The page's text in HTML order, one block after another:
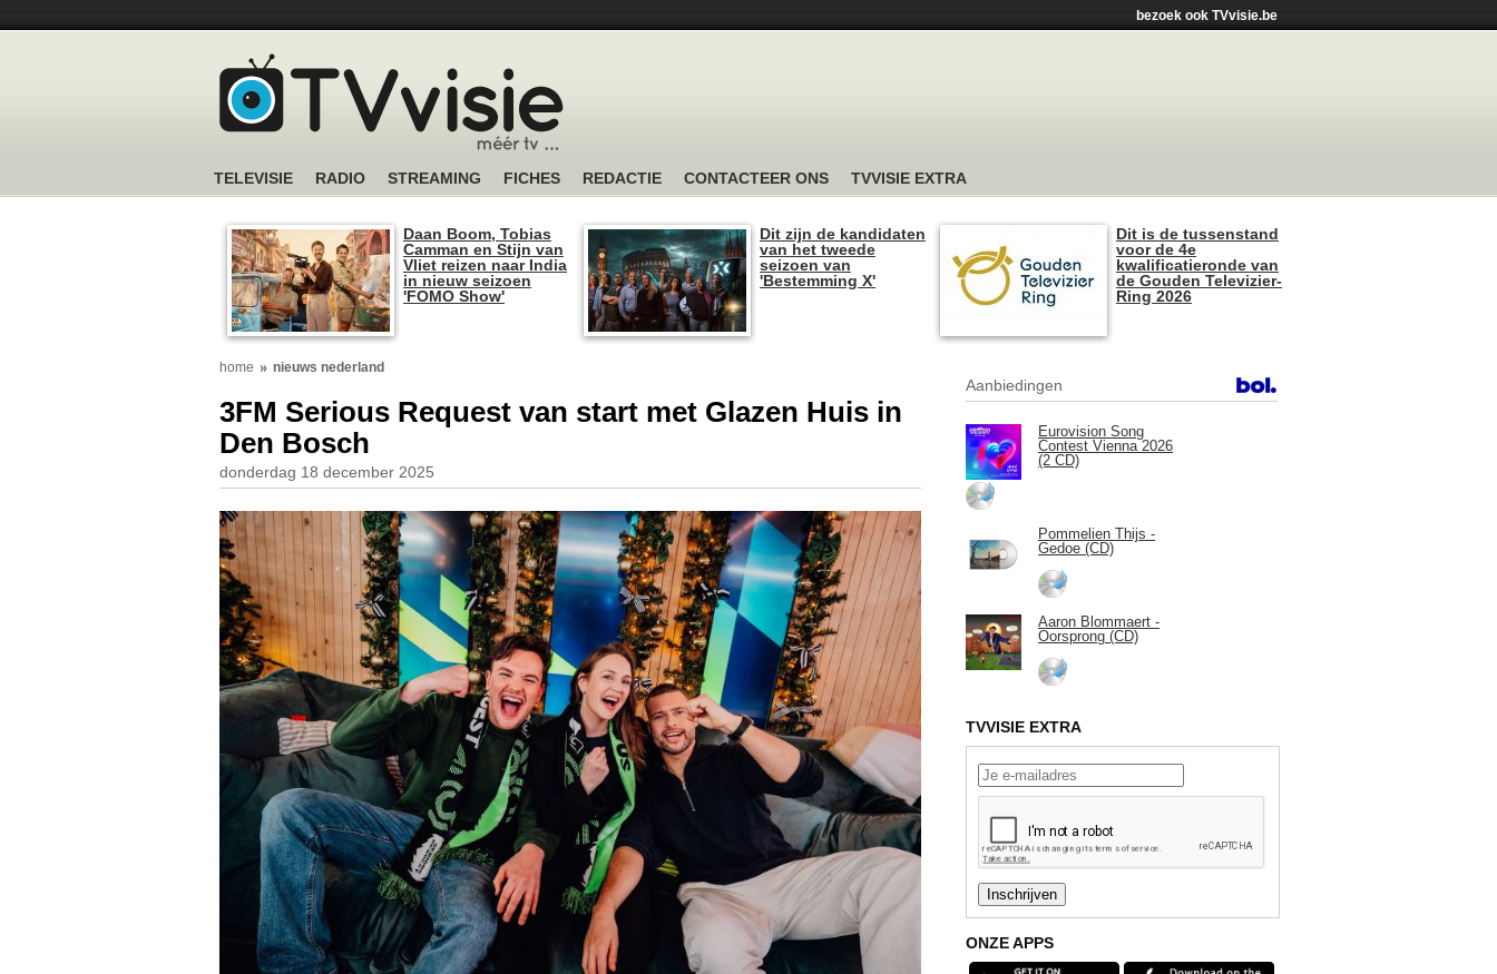
bezoek ook TVvisie.be
TELEVISIE RADIO STREAMING FICHES REDACTIE CONTACTEER ONS TVVISIE EXTRA
Daan Boom, Tobias
Camman en Stijn van
Vliet reizen naar India
in nieuw seizoen
'FOMO Show'
Dit zijn de kandidaten
van het tweede
seizoen van
'Bestemming X'
Dit is de tussenstand
voor de 4e
kwalificatieronde van
de Gouden Televizier-
Ring 2026
home nieuws nederland
3FM Serious Request van start met Glazen Huis in
Den Bosch
donderdag 18 december 2025
Aanbiedingen
Eurovision Song
Contest Vienna 2026
(2 CD)
Pommelien Thijs -
Gedoe (CD)
Aaron Blommaert -
Oorsprong (CD)
TVVISIE EXTRA
ONZE APPS